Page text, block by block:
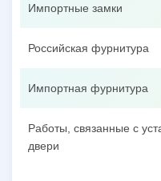
Импортные замки
Российская фурнитура
Импортная фурнитура
Работы, связанные с
двери